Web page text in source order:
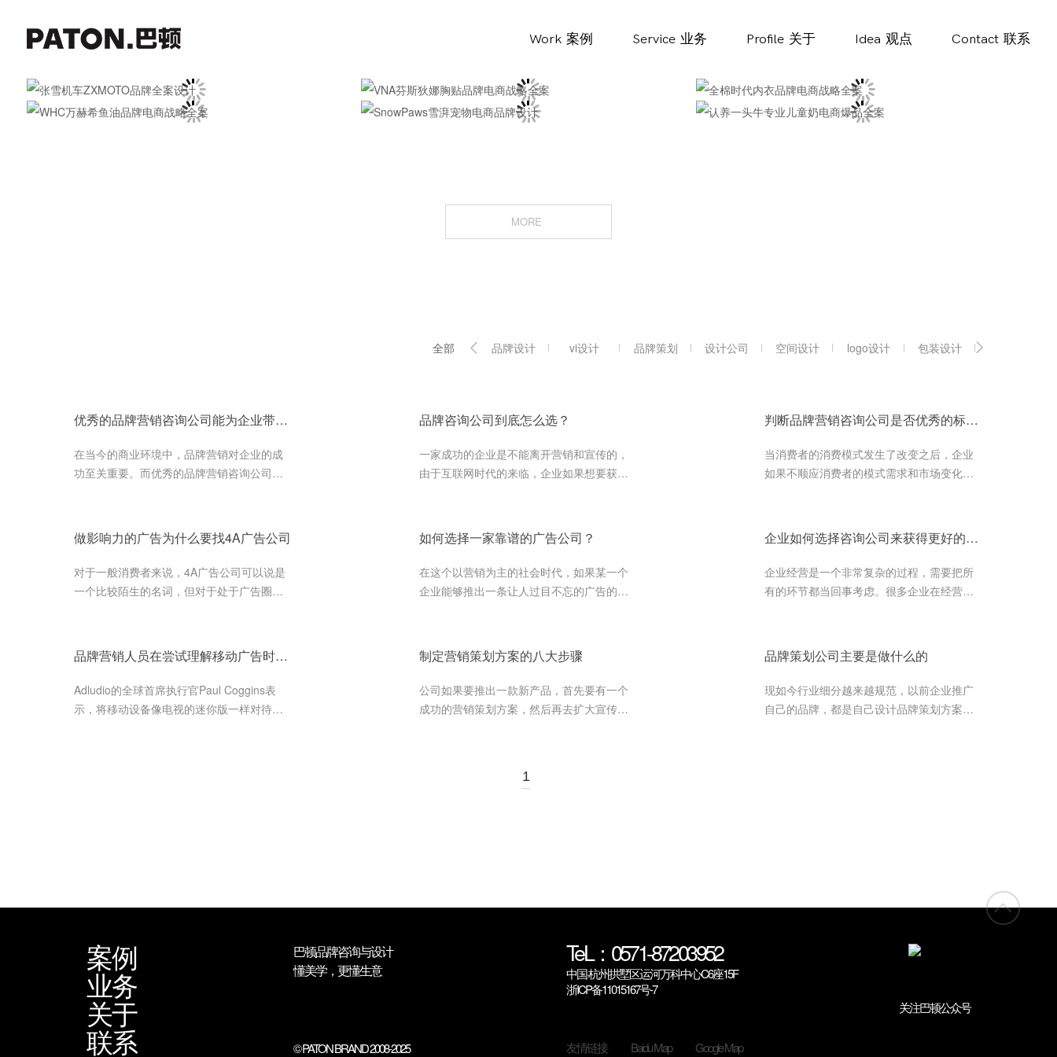
Work 案例 Service 业务 Profile 关于 Idea 观点 Contact 联系
MORE
全部 品牌设计 vi设计 品牌策划 设计公司 空间设计 logo设计 包装设计
优秀的品牌营销咨询公司能为企业带来确定性增长
在当今的商业环境中，品牌营销对企业的成
功至关重要。而优秀的品牌营销咨询公司能
品牌咨询公司到底怎么选？
一家成功的企业是不能离开营销和宣传的，
由于互联网时代的来临，企业如果想要获得
判断品牌营销咨询公司是否优秀的标准有哪些？
当消费者的消费模式发生了改变之后，企业
如果不顺应消费者的模式需求和市场变化来
做影响力的广告为什么要找4A广告公司
对于一般消费者来说，4A广告公司可以说是
一个比较陌生的名词，但对于处于广告圈里
如何选择一家靠谱的广告公司？
在这个以营销为主的社会时代，如果某一个
企业能够推出一条让人过目不忘的广告的
企业如何选择咨询公司来获得更好的发展
企业经营是一个非常复杂的过程，需要把所
有的环节都当回事考虑。很多企业在经营过
品牌营销人员在尝试理解移动广告时需要像游戏玩家一样思考
Adludio的全球首席执行官Paul Coggins表
示，将移动设备像电视的迷你版一样对待的
制定营销策划方案的八大步骤
公司如果要推出一款新产品，首先要有一个
成功的营销策划方案，然后再去扩大宣传，
品牌策划公司主要是做什么的
现如今行业细分越来越规范，以前企业推广
自己的品牌，都是自己设计品牌策划方案，
1
案例
业务
关于
联系
巴顿品牌咨询与设计
懂美学，更懂生意
© PATON BRAND 2008-2025
TeL：0571-87203952
中国·杭州拱墅区运河万科中心C6座15F
浙ICP备11015167号-7
友情链接 Baidu Map Google Map
关注巴顿公众号